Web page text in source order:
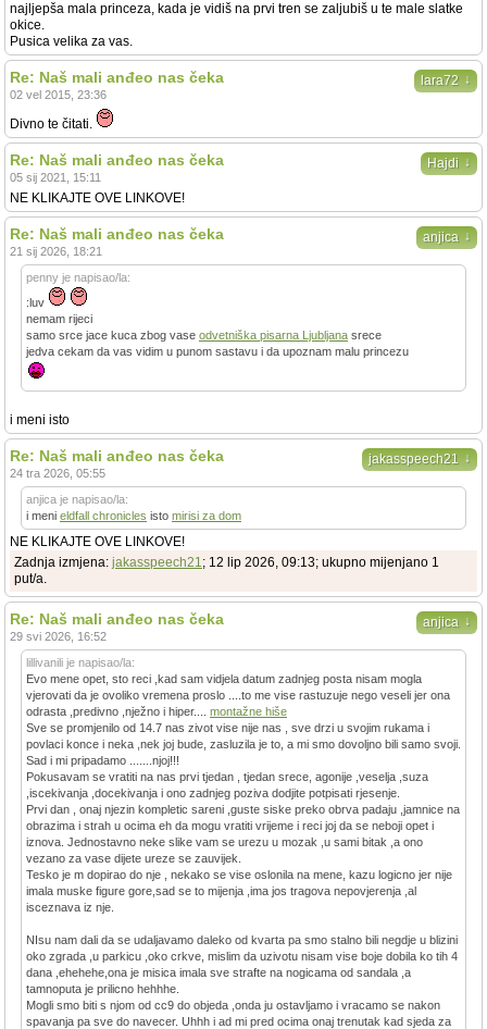
najljepša mala princeza, kada je vidiš na prvi tren se zaljubiš u te male slatke
okice.
Pusica velika za vas.
lara72 ↓
Re: Naš mali anđeo nas čeka
02 vel 2015, 23:36
Divno te čitati.
Hajdi ↓
Re: Naš mali anđeo nas čeka
05 sij 2021, 15:11
NE KLIKAJTE OVE LINKOVE!
anjica ↓
Re: Naš mali anđeo nas čeka
21 sij 2026, 18:21
penny je napisao/la:
:luv
nemam rijeci
samo srce jace kuca zbog vase odvetniška pisarna Ljubljana srece
jedva cekam da vas vidim u punom sastavu i da upoznam malu princezu
i meni isto
jakasspeech21 ↓
Re: Naš mali anđeo nas čeka
24 tra 2026, 05:55
anjica je napisao/la:
i meni eldfall chronicles isto mirisi za dom
NE KLIKAJTE OVE LINKOVE!
Zadnja izmjena: jakasspeech21; 12 lip 2026, 09:13; ukupno mijenjano 1
put/a.
anjica ↓
Re: Naš mali anđeo nas čeka
29 svi 2026, 16:52
lillivanili je napisao/la:
Evo mene opet, sto reci ,kad sam vidjela datum zadnjeg posta nisam mogla
vjerovati da je ovoliko vremena proslo ....to me vise rastuzuje nego veseli jer ona
odrasta ,predivno ,nježno i hiper.... montažne hiše
Sve se promjenilo od 14.7 nas zivot vise nije nas , sve drzi u svojim rukama i
povlaci konce i neka ,nek joj bude, zasluzila je to, a mi smo dovoljno bili samo svoji.
Sad i mi pripadamo .......njoj!!!
Pokusavam se vratiti na nas prvi tjedan , tjedan srece, agonije ,veselja ,suza
,iscekivanja ,docekivanja i ono zadnjeg poziva dodjite potpisati rjesenje.
Prvi dan , onaj njezin kompletic sareni ,guste siske preko obrva padaju ,jamnice na
obrazima i strah u ocima eh da mogu vratiti vrijeme i reci joj da se neboji opet i
iznova. Jednostavno neke slike vam se urezu u mozak ,u sami bitak ,a ono
vezano za vase dijete ureze se zauvijek.
Tesko je m dopirao do nje , nekako se vise oslonila na mene, kazu logicno jer nije
imala muske figure gore,sad se to mijenja ,ima jos tragova nepovjerenja ,al
isceznava iz nje.
NIsu nam dali da se udaljavamo daleko od kvarta pa smo stalno bili negdje u blizini
oko zgrada ,u parkicu ,oko crkve, mislim da uzivotu nisam vise boje dobila ko tih 4
dana ,ehehehe,ona je misica imala sve strafte na nogicama od sandala ,a
tamnoputa je prilicno hehhhe.
Mogli smo biti s njom od cc9 do objeda ,onda ju ostavljamo i vracamo se nakon
spavanja pa sve do navecer. Uhhh i ad mi pred ocima onaj trenutak kad sjeda za